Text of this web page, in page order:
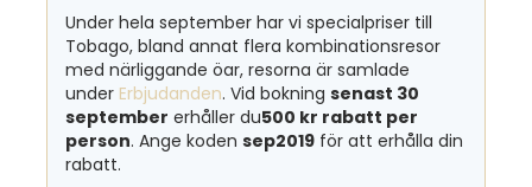
Under hela september har vi specialpriser till
Tobago, bland annat flera kombinationsresor
med närliggande öar, resorna är samlade
under Erbjudanden. Vid bokning senast 30
september erhåller du500 kr rabatt per
person. Ange koden sep2019 för att erhålla din
rabatt.